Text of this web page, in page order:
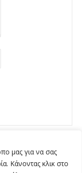
μας για να σας
Κάνοντας κλικ στο